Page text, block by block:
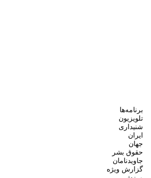
برنامه‌ها
تلویزیون
شنیداری
ایران
جهان
حقوق بشر
جاویدنامان
گزارش ویژه